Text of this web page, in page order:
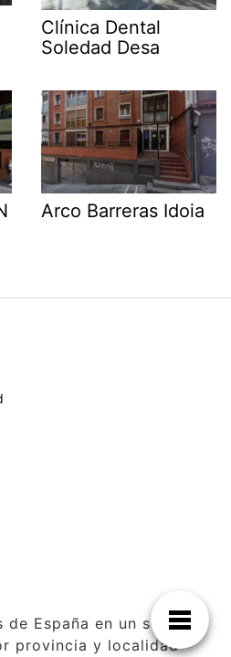
Clínica Dental
Soledad Desa
Arco Barreras Idoia
España en un solo
provincia y localidad